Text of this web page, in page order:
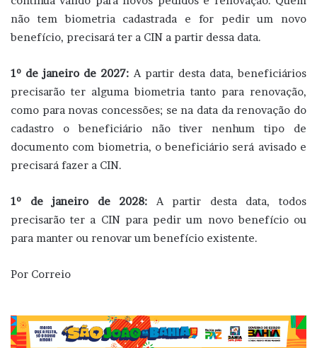
não tem biometria cadastrada e for pedir um novo
benefício, precisará ter a CIN a partir dessa data.
1º de janeiro de 2027: A partir desta data, beneficiários
precisarão ter alguma biometria tanto para renovação,
como para novas concessões; se na data da renovação do
cadastro o beneficiário não tiver nenhum tipo de
documento com biometria, o beneficiário será avisado e
precisará fazer a CIN.
1º de janeiro de 2028: A partir desta data, todos
precisarão ter a CIN para pedir um novo benefício ou
para manter ou renovar um benefício existente.
Por Correio